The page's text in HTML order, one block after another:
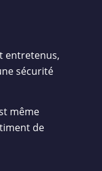
entretenus,
sécurité
même
de